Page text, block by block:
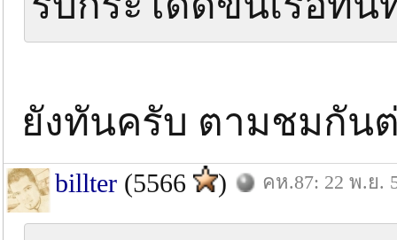
ยังทันครับ ตามชมกั
billter (5566 ) คห.87: 22 พ.ย.